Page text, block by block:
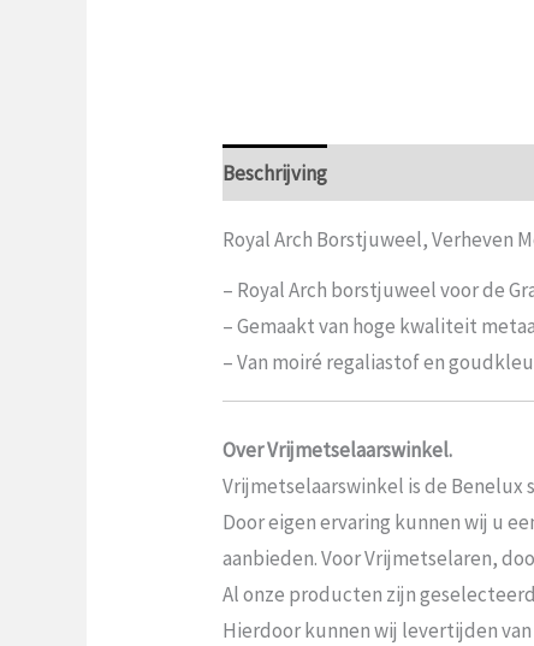
Beschrijving
Royal Arch Borstjuweel, Verheven
– Royal Arch borstjuweel voor de
– Gemaakt van hoge kwaliteit
– Van moiré regaliastof en
Over Vrijmetselaarswinkel.
Vrijmetselaarswinkel is de
Door eigen ervaring kunnen wij u
aanbieden. Voor Vrijmetselaren,
Al onze producten zijn
Hierdoor kunnen wij levertijden